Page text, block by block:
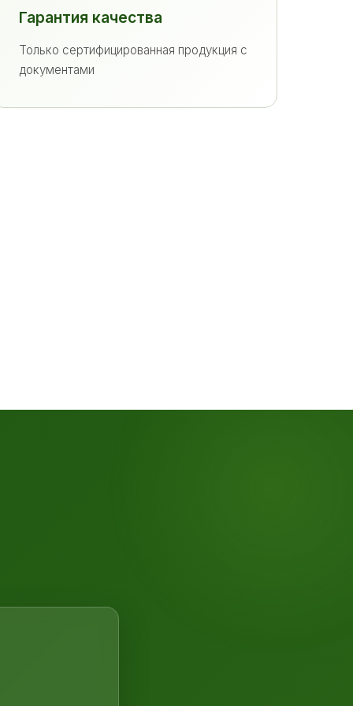
Гарантия качества
Только сертифицированная продукция с
документами